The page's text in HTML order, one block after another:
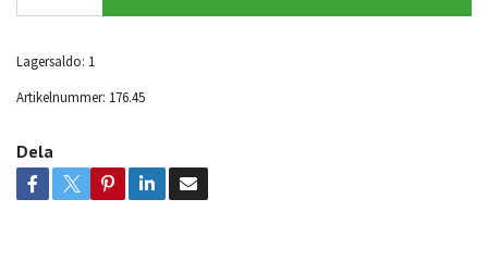
Lagersaldo: 1
Artikelnummer: 176.45
Dela